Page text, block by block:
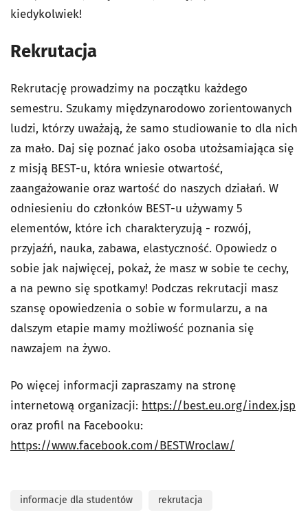
kiedykolwiek!
Rekrutacja
Rekrutację prowadzimy na początku każdego
semestru. Szukamy międzynarodowo zorientowanych
ludzi, którzy uważają, że samo studiowanie to dla nich
za mało. Daj się poznać jako osoba utożsamiająca się
z misją BEST-u, która wniesie otwartość,
zaangażowanie oraz wartość do naszych działań. W
odniesieniu do członków BEST-u używamy 5
elementów, które ich charakteryzują - rozwój,
przyjaźń, nauka, zabawa, elastyczność. Opowiedz o
sobie jak najwięcej, pokaż, że masz w sobie te cechy,
a na pewno się spotkamy! Podczas rekrutacji masz
szansę opowiedzenia o sobie w formularzu, a na
dalszym etapie mamy możliwość poznania się
nawzajem na żywo.
Po więcej informacji zapraszamy na stronę
internetową organizacji: https://best.eu.org/index.jsp
oraz profil na Facebooku:
https://www.facebook.com/BESTWroclaw/
informacje dla studentów rekrutacja